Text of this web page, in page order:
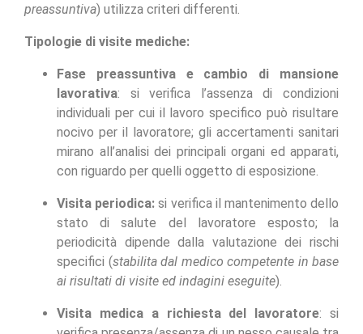
preassuntiva) utilizza criteri differenti.
Tipologie di visite mediche:
Fase preassuntiva e cambio di mansione
lavorativa: si verifica l’assenza di condizioni
individuali per cui il lavoro specifico può risultare
nocivo per il lavoratore; gli accertamenti sanitari
mirano all’analisi dei principali organi ed apparati,
con riguardo per quelli oggetto di esposizione.
Visita periodica:si verifica il mantenimento dello
stato di salute del lavoratore esposto; la
periodicità dipende dalla valutazione dei rischi
specifici (stabilita dal medico competente in base
ai risultati di visite ed indagini eseguite).
Visita medica a richiesta del lavoratore: si